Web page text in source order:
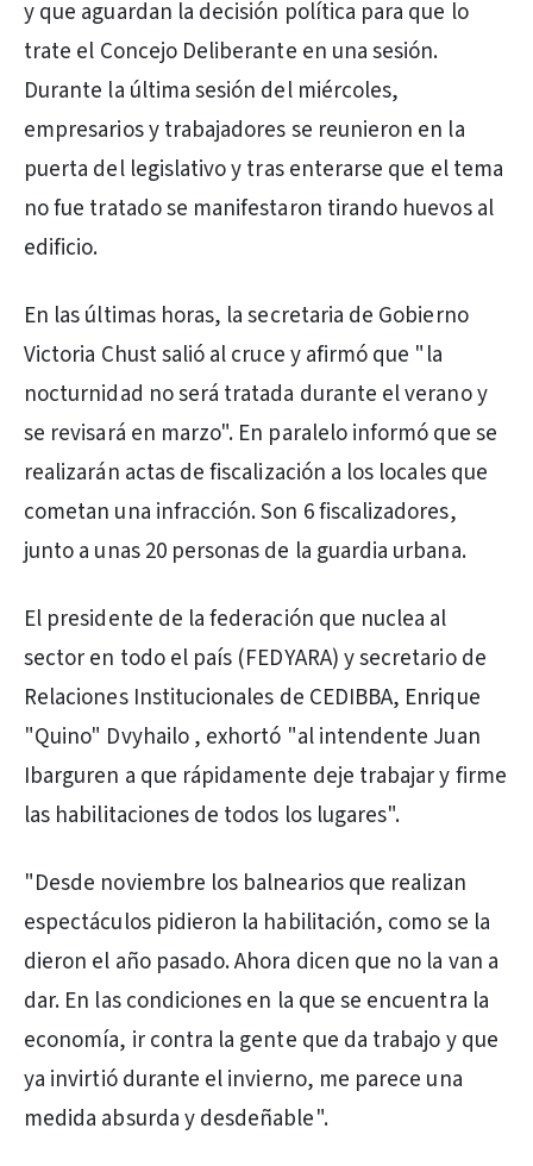
y que aguardan la decisión política para que lo
trate el Concejo Deliberante en una sesión.
Durante la última sesión del miércoles,
empresarios y trabajadores se reunieron en la
puerta del legislativo y tras enterarse que el tema
no fue tratado se manifestaron tirando huevos al
edificio.
En las últimas horas, la secretaria de Gobierno
Victoria Chust salió al cruce y afirmó que "la
nocturnidad no será tratada durante el verano y
se revisará en marzo". En paralelo informó que se
realizarán actas de fiscalización a los locales que
cometan una infracción. Son 6 fiscalizadores,
junto a unas 20 personas de la guardia urbana.
El presidente de la federación que nuclea al
sector en todo el país (FEDYARA) y secretario de
Relaciones Institucionales de CEDIBBA, Enrique
"Quino" Dvyhailo , exhortó "al intendente Juan
Ibarguren a que rápidamente deje trabajar y firme
las habilitaciones de todos los lugares".
"Desde noviembre los balnearios que realizan
espectáculos pidieron la habilitación, como se la
dieron el año pasado. Ahora dicen que no la van a
dar. En las condiciones en la que se encuentra la
economía, ir contra la gente que da trabajo y que
ya invirtió durante el invierno, me parece una
medida absurda y desdeñable".